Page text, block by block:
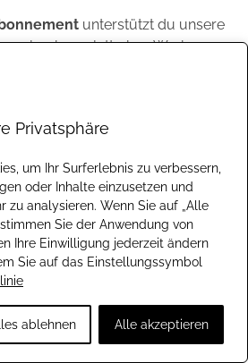
Privatsphäre
um Ihr Surferlebnis zu verbessern,
oder Inhalte einzusetzen und
zu analysieren. Wenn Sie auf „Alle
Sie der Anwendung von
Ihre Einwilligung jederzeit ändern
Sie auf das Einstellungssymbol
ablehnen Alle akzeptieren
Kollektion 2026 | Presse
startet exklusiv in
und im Lush Club am 18.
dem 20. August in den
erhältlich.
unterstützt du unsere
komplett ohne Werbung.
einem kostenlosen Konto, um gooloo
nutzen. So kannst Du z.B. einfacher
an Gewinnspielen teilnehmen.
registrieren
Googleanmelden